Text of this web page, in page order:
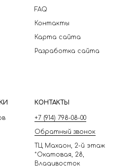
FAQ
Контакты
Карта сайта
Разработка сайта
КОНТАКТЫ
+7 (914) 798-08-00
Обратный звонок
ТЦ Махаон, 2-й этаж
*Окатовая, 28,
Владивосток